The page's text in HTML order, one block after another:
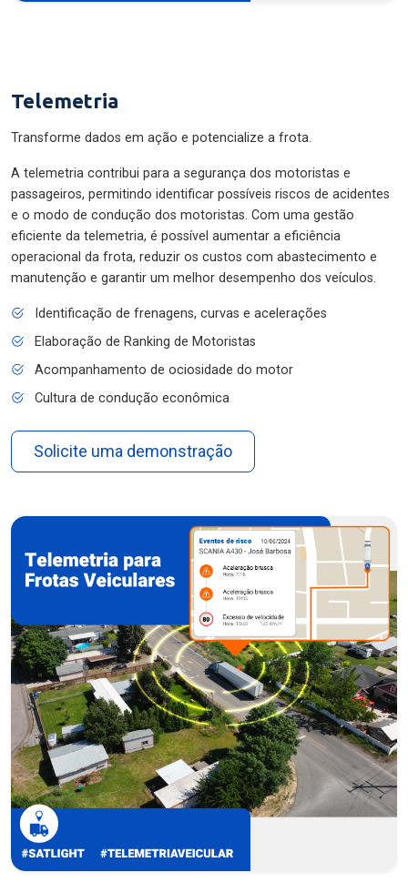
Telemetria
Transforme dados em ação e potencialize a frota.
A telemetria contribui para a segurança dos motoristas e
passageiros, permitindo identificar possíveis riscos de acidentes
e o modo de condução dos motoristas. Com uma gestão
eficiente da telemetria, é possível aumentar a eficiência
operacional da frota, reduzir os custos com abastecimento e
manutenção e garantir um melhor desempenho dos veículos.
Identificação de frenagens, curvas e acelerações
Elaboração de Ranking de Motoristas
Acompanhamento de ociosidade do motor
Cultura de condução econômica
Solicite uma demonstração